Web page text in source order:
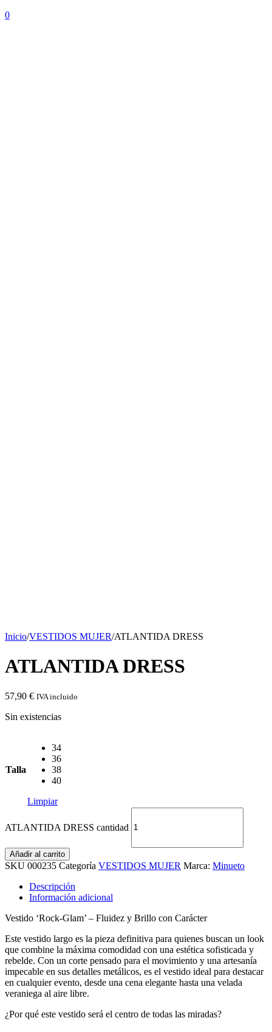
0
Inicio/VESTIDOS MUJER/ATLANTIDA DRESS
ATLANTIDA DRESS
57,90 € IVA incluido
Sin existencias
Talla
34
36
38
40
Limpiar
ATLANTIDA DRESS cantidad
Añadir al carrito
SKU 000235 Categoría VESTIDOS MUJER Marca: Minueto
Descripción
Información adicional
Vestido ‘Rock-Glam’ – Fluidez y Brillo con Carácter
Este vestido largo es la pieza definitiva para quienes buscan un look
que combine la máxima comodidad con una estética sofisticada y
rebelde. Con un corte pensado para el movimiento y una artesanía
impecable en sus detalles metálicos, es el vestido ideal para destacar
en cualquier evento, desde una cena elegante hasta una velada
veraniega al aire libre.
¿Por qué este vestido será el centro de todas las miradas?